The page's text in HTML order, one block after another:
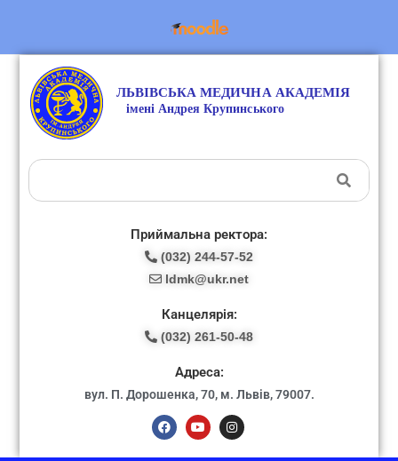
Приймальна ректора:
(032) 244-57-52
ldmk@ukr.net
Канцелярія:
(032) 261-50-48
Адреса:
вул. П. Дорошенка, 70, м. Львів, 79007.